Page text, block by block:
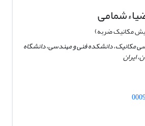
مکانیک ضربه)
مکانیک، دانشکده فنی و مهندسی، دانشگاه
ایران